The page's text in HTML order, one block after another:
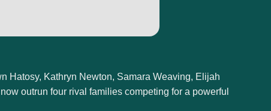
Hatosy, Kathryn Newton, Samara Weaving, Elijah
outrun four rival families competing for a powerful